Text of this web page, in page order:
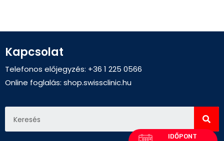
Kapcsolat
Telefonos előjegyzés: +36 1 225 0566
Online foglalás: shop.swissclinic.hu